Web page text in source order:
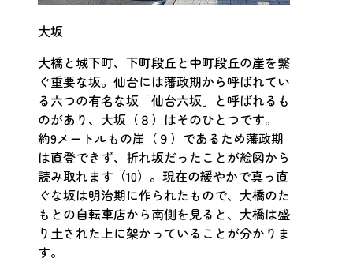
大坂
大橋と城下町、下町段丘と中町段丘の崖を繋
ぐ重要な坂。仙台には藩政期から呼ばれてい
る六つの有名な坂「仙台六坂」と呼ばれるも
のがあり、大坂（８）はそのひとつです。
約9メートルもの崖（９）であるため藩政期
は直登できず、折れ坂だったことが絵図から
読み取れます（10）。現在の緩やかで真っ直
ぐな坂は明治期に作られたもので、大橋のた
もとの自転車店から南側を見ると、大橋は盛
り土された上に架かっていることが分かりま
す。